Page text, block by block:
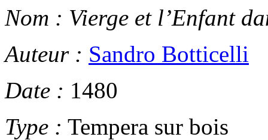
Nom : Vierge et l’Enfant
Auteur : Sandro Botticelli
Date : 1480
Type : Tempera sur bois